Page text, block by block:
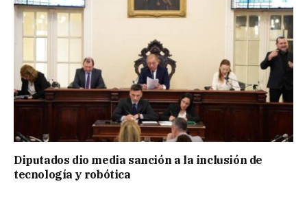
Diputados dio media sanción a la inclusión de
tecnología y robótica